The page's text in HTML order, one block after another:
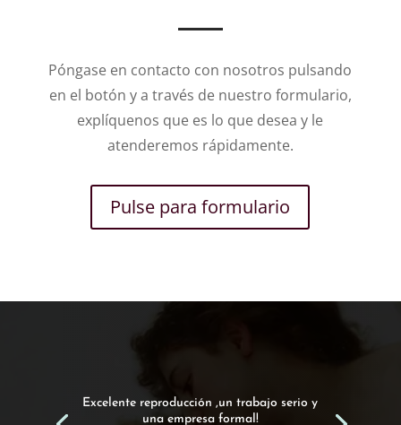
Póngase en contacto con nosotros pulsando
en el botón y a través de nuestro formulario,
explíquenos que es lo que desea y le
atenderemos rápidamente.
Pulse para formulario
Encargamos esta obra a Emilio y hemos